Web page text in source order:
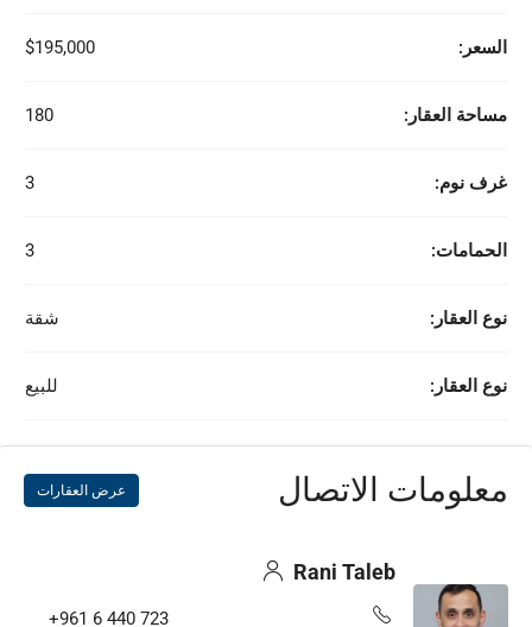
السعر: $195,000
مساحة العقار: 180
غرف نوم: 3
الحمامات: 3
نوع العقار: شقة
نوع العقار: للبيع
معلومات الاتصال عرض العقارات
Rani Taleb
+961 6 440 723